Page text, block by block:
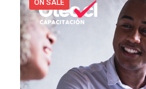
ON SALE